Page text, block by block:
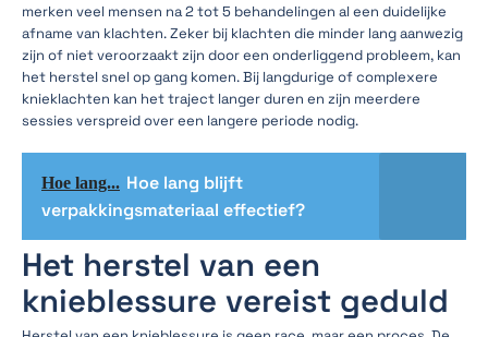
merken veel mensen na 2 tot 5 behandelingen al een duidelijke
afname van klachten. Zeker bij klachten die minder lang aanwezig
zijn of niet veroorzaakt zijn door een onderliggend probleem, kan
het herstel snel op gang komen. Bij langdurige of complexere
knieklachten kan het traject langer duren en zijn meerdere
sessies verspreid over een langere periode nodig.
Hoe lang... Hoe lang blijft
verpakkingsmateriaal effectief?
Het herstel van een
knieblessure vereist geduld